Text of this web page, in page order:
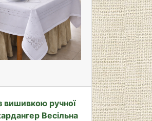
вишивкою ручної
Весільна